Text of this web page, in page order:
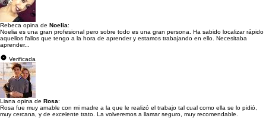
Rebeca opina de Noelia:
Noelia es una gran profesional pero sobre todo es una gran persona. Ha sabido localizar rápido
aquellos fallos que tengo a la hora de aprender y estamos trabajando en ello. Necesitaba
aprender...
Verificada
Liana opina de Rosa:
Rosa fue muy amable con mi madre a la que le realizó el trabajo tal cual como ella se lo pidió,
muy cercana, y de excelente trato. La volveremos a llamar seguro, muy recomendable.